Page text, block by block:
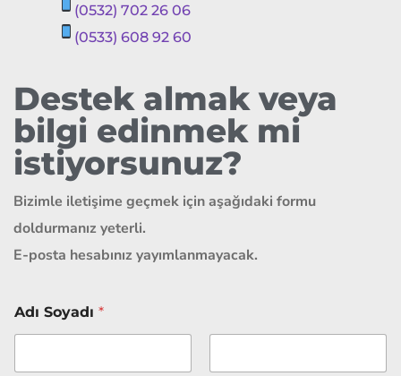
(0532) 702 26 06
(0533) 608 92 60
Destek almak veya
bilgi edinmek mi
istiyorsunuz?
Bizimle iletişime geçmek için aşağıdaki formu
doldurmanız yeterli.
E-posta hesabınız yayımlanmayacak.
Adı Soyadı *